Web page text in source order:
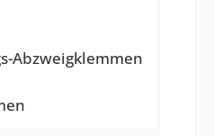
Abzweigklemmen